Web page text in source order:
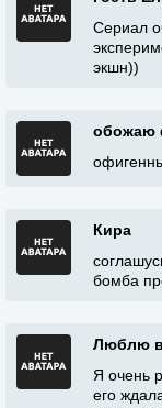
Сериал
экшн))
обожаю
Кира
бомба
Люблю
Я очень
его